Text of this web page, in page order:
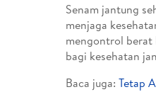
Senam jantung
menjaga
mengontrol berat
bagi kesehatan
Baca juga: Tetap